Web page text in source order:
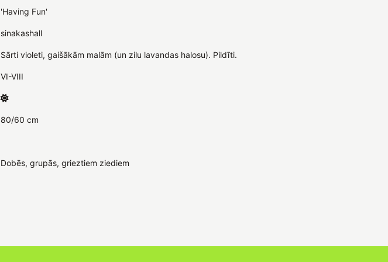
'Having Fun'
sinakashall
Sārti violeti, gaišākām malām (un zilu lavandas halosu). Pildīti.
VI-VIII
80/60 cm
Dobēs, grupās, grieztiem ziediem